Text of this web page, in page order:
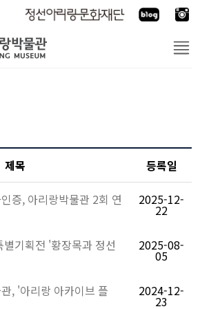
제목 등록일
증, 아리랑박물관 2회 연 2025-12-
22
기획전 '황장목과 정선 2025-08-
05
, '아리랑 아카이브 플 2024-12-
23